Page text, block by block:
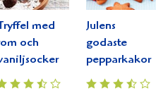
med
och
Julens
godaste
pepparkakor